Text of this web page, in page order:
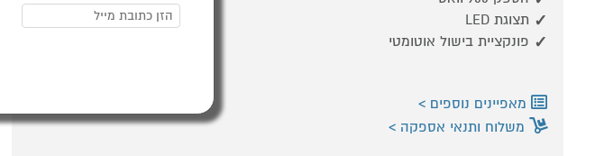
תצוגת LED
פונקציית בישול אוטומטי
מאפיינים נוספים
משלוח ותנאי אספקה